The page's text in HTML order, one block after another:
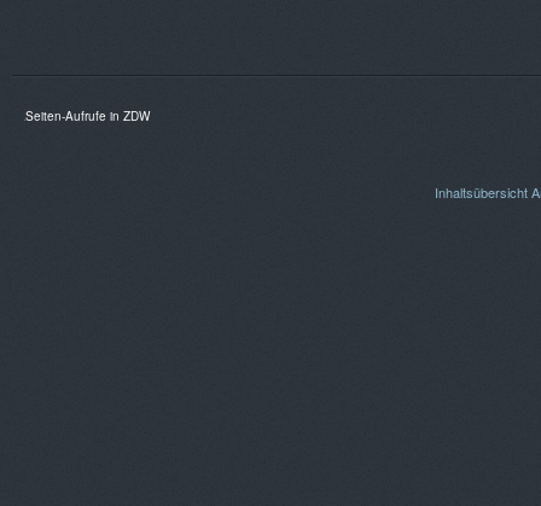
Seiten-Aufrufe in ZDW
Inhaltsübersicht